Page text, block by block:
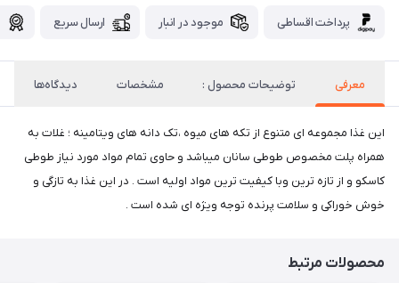
پرداخت اقساطی موجود در انبار ارسال سریع
معرفی توضیحات محصول : مشخصات دیدگاه‌ها
این غذا مجموعه ای متنوع از تکه های میوه ،تک دانه های ویتامینه ؛ غلات به
همراه پلت مخصوص طوطی سانان میباشد و حاوی تمام مواد مورد نیاز طوطی
کاسکو و از تازه ترین وبا کیفیت ترین مواد اولیه است . در این غذا به تازگی و
خوش خوراکی و سلامت پرنده توجه ویژه ای شده است .
محصولات مرتبط